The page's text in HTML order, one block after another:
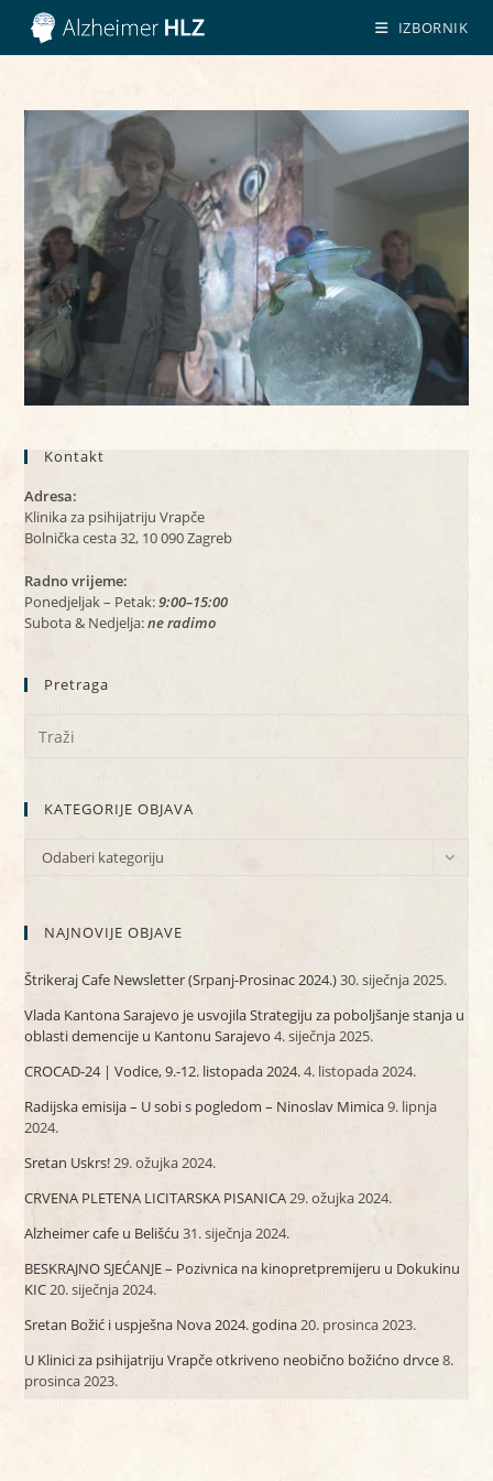
Preskoči
sadržaj
IZBORNIK
Kontakt
Adresa:
Klinika za psihijatriju Vrapče
Bolnička cesta 32, 10 090 Zagreb
Radno vrijeme:
Ponedjeljak – Petak:9:00–15:00
Subota & Nedjelja:ne radimo
Pretraga
KATEGORIJE OBJAVA
KATEGORIJE
Odaberi kategoriju
NAJNOVIJE OBJAVE
Štrikeraj Cafe Newsletter (Srpanj-Prosinac 2024.)30. siječnja 2025.
Vlada Kantona Sarajevo je usvojila Strategiju za poboljšanje stanja u
oblasti demencije u Kantonu Sarajevo 4. siječnja 2025.
CROCAD-24 | Vodice, 9.-12. listopada 2024.4. listopada 2024.
Radijska emisija – U sobi s pogledom – Ninoslav Mimica9. lipnja
2024.
Sretan Uskrs!29. ožujka 2024.
CRVENA PLETENA LICITARSKA PISANICA29. ožujka 2024.
Alzheimer cafe u Belišću 31. siječnja 2024.
BESKRAJNO SJEĆANJE – Pozivnica na kinopretpremijeru u Dokukinu
KIC20. siječnja 2024.
Sretan Božić i uspješna Nova 2024. godina20. prosinca 2023.
U Klinici za psihijatriju Vrapče otkriveno neobično božićno drvce8.
prosinca 2023.